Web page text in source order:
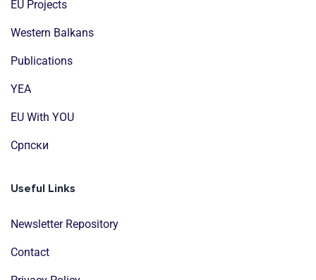
EU Projects
Western Balkans
Publications
YEA
EU With YOU
Cрпски
Useful Links
Newsletter Repository
Contact